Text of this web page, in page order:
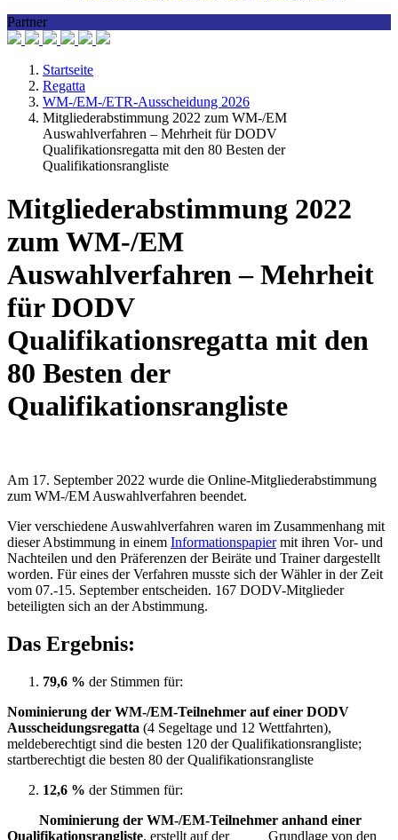
Partner
Startseite
Regatta
WM-/EM-/ETR-Ausscheidung 2026
Mitgliederabstimmung 2022 zum WM-/EM
Auswahlverfahren – Mehrheit für DODV
Qualifikationsregatta mit den 80 Besten der
Qualifikationsrangliste
Mitgliederabstimmung 2022
zum WM-/EM
Auswahlverfahren – Mehrheit
für DODV
Qualifikationsregatta mit den
80 Besten der
Qualifikationsrangliste
Am 17. September 2022 wurde die Online-Mitgliederabstimmung
zum WM-/EM Auswahlverfahren beendet.
Vier verschiedene Auswahlverfahren waren im Zusammenhang mit
dieser Abstimmung in einem Informationspapiermit ihren Vor- und
Nachteilen und den Präferenzen der Beiräte und Trainer dargestellt
worden. Für eines der Verfahren musste sich der Wähler in der Zeit
vom 07.-15. September entscheiden. 167 DODV-Mitglieder
beteiligten sich an der Abstimmung.
Das Ergebnis:
79,6 % der Stimmen für:
Nominierung der WM-/EM-Teilnehmer auf einer DODV
Ausscheidungsregatta (4 Segeltage und 12 Wettfahrten),
meldeberechtigt sind die besten 120 der Qualifikationsrangliste;
startberechtigt die besten 80 der Qualifikationsrangliste
12,6 % der Stimmen für:
Nominierung der WM-/EM-Teilnehmer anhand einer
Qualifikationsrangliste, erstellt auf der Grundlage von den